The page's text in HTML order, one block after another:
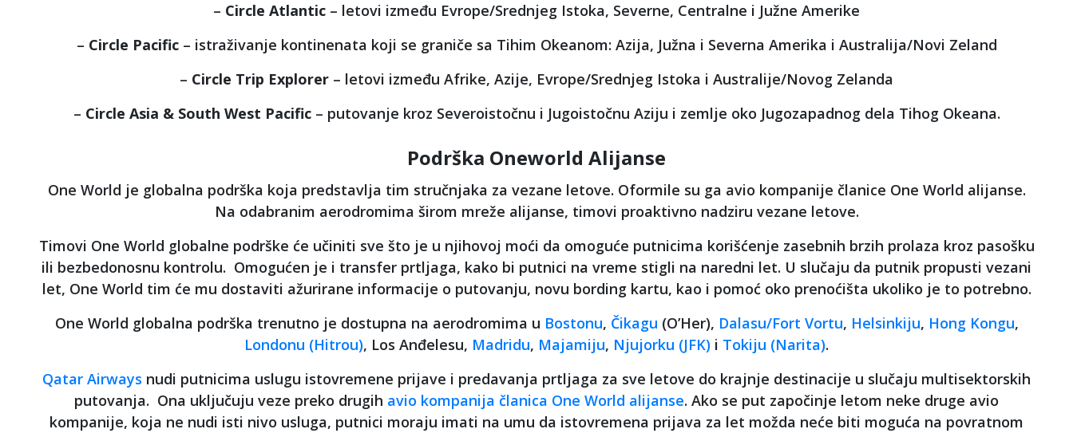
– Circle Atlantic – letovi između Evrope/Srednjeg Istoka, Severne, Centralne i Južne Amerike
– Circle Pacific– istraživanje kontinenata koji se graniče sa Tihim Okeanom: Azija, Južna i Severna Amerika i Australija/Novi Zeland
– Circle Trip Explorer – letovi između Afrike, Azije, Evrope/Srednjeg Istoka i Australije/Novog Zelanda
– Circle Asia & South West Pacific– putovanje kroz Severoistočnu i Jugoistočnu Aziju i zemlje oko Jugozapadnog dela Tihog Okeana.
Podrška Oneworld Alijanse
One World je globalna podrška koja predstavlja tim stručnjaka za vezane letove. Oformile su ga avio kompanije članice One World alijanse.
Na odabranim aerodromima širom mreže alijanse, timovi proaktivno nadziru vezane letove.
Timovi One World globalne podrške će učiniti sve što je u njihovoj moći da omoguće putnicima korišćenje zasebnih brzih prolaza kroz pasošku
ili bezbedonosnu kontrolu. Omogućen je i transfer prtljaga, kako bi putnici na vreme stigli na naredni let. U slučaju da putnik propusti vezani
let, One World tim će mu dostaviti ažurirane informacije o putovanju, novu bording kartu, kao i pomoć oko prenoćišta ukoliko je to potrebno.
One World globalna podrška trenutno je dostupna na aerodromima u Bostonu, Čikagu (O’Her), Dalasu/Fort Vortu, Helsinkiju, Hong Kongu,
Londonu (Hitrou), Los Anđelesu, Madridu, Majamiju, Njujorku (JFK) i Tokiju (Narita).
Qatar Airways nudi putnicima uslugu istovremene prijave i predavanja prtljaga za sve letove do krajnje destinacije u slučaju multisektorskih
putovanja. Ona uključuju veze preko drugih avio kompanija članica One World alijanse. Ako se put započinje letom neke druge avio
kompanije, koja ne nudi isti nivo usluga, putnici moraju imati na umu da istovremena prijava za let možda neće biti moguća na povratnom